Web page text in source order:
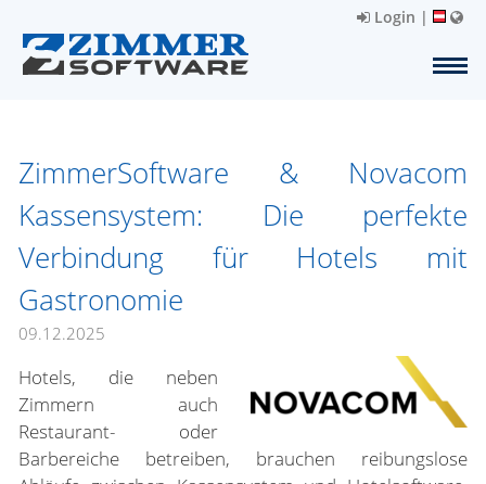
Login |
ZimmerSoftware & Novacom
Kassensystem: Die perfekte
Verbindung für Hotels mit
Gastronomie
09.12.2025
Hotels, die neben
Zimmern auch
Restaurant- oder
Barbereiche betreiben, brauchen reibungslose